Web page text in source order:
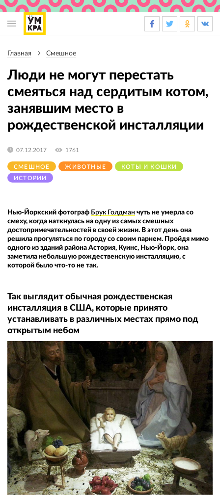
навигации
Главная Смешное
Люди не могут перестать
смеяться над сердитым котом,
занявшим место в
рождественской инсталляции
СМЕШНОЕ ЖИВОТНЫЕ
КОТЫ И КОШКИ
ИСТОРИИ
07.12.2017 1761
Нью-Йоркский фотограф Брук Голдман чуть не умерла со
смеху, когда наткнулась на одну из самых смешных
достопримечательностей в своей жизни. В этот день она
решила прогуляться по городу со своим парнем. Пройдя мимо
одного из зданий района Астория, Куинс, Нью-Йорк, она
заметила небольшую рождественскую инсталляцию, с
которой было что-то не так.
Так выглядит обычная рождественская
инсталляция в США, которые принято
устанавливать в различных местах прямо под
открытым небом